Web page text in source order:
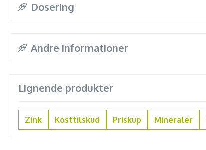
Dosering
Andre informationer
Lignende produkter
Zink Kosttilskud Priskup Mineraler